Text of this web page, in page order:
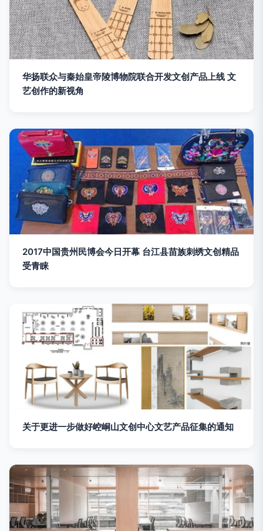
华扬联众与秦始皇帝陵博物院联合开发文创产品上线 文
艺创作的新视角
2017中国贵州民博会今日开幕 台江县苗族刺绣文创精品
受青睐
关于更进一步做好崆峒山文创中心文艺产品征集的通知